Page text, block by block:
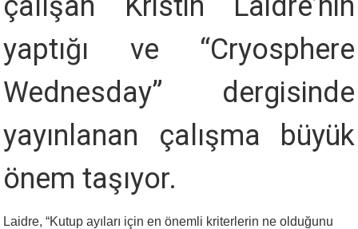
yaptığı ve “Cryosphere
Wednesday” dergisinde
yayınlanan çalışma büyük
önem taşıyor.
Laidre, “Kutup ayıları için en önemli kriterlerin ne olduğunu